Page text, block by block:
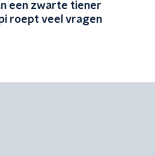
een zwarte tiener
roept veel vragen